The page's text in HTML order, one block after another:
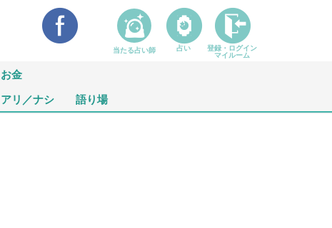
お金
アリ／ナシ 語り場
当たる占い師 占い
登録・ログイン
マイルーム